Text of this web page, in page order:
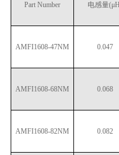
Part Number 电感量
AMFI1608-47NM 0.047
AMFI1608-68NM 0.068
AMFI1608-82NM 0.082